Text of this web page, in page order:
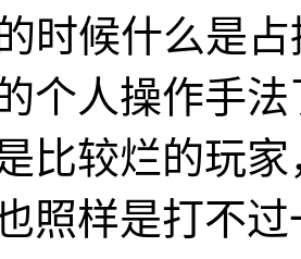
时候什么是
个人操作手
比较烂的玩
照样是打不